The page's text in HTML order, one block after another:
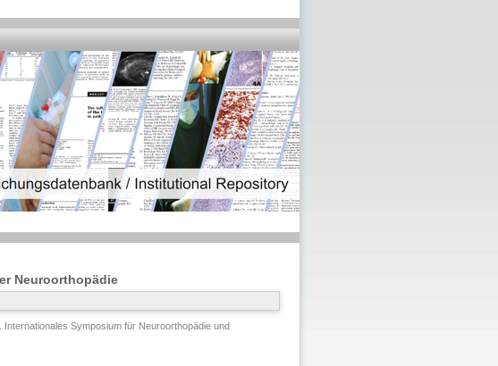
Neuroorthopädie
Internationales Symposium für Neuroorthopädie und